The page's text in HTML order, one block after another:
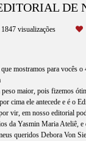
DE
1847 visualizações
mostramos para vocês
maior, pois fizemos
cima ele antecede e é o
vir, em nosso editorial
da Yasmin Maria Ateliê, e
queridos Debora Von